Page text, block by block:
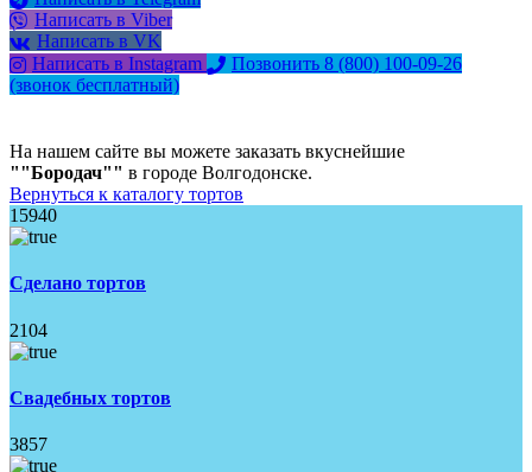
Написать в Viber
Написать в VK
Написать в Instagram
Позвонить 8 (800) 100-09-26
(звонок бесплатный)
На нашем сайте вы можете заказать вкуснейшие
""Бородач"" в городе Волгодонске.
Вернуться к каталогу тортов
15940
Сделано тортов
2104
Свадебных тортов
3857